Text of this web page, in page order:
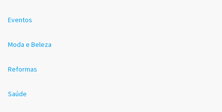
Eventos
Moda e Beleza
Reformas
Saúde